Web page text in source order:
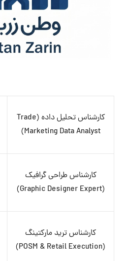
کارشناس تحلیل داده (Trade
Marketing Data Analyst)
کارشناس طراحی گرافیک
(Graphic Designer Expert)
کارشناس ترید مارکتینگ
(POSM & Retail Execution)